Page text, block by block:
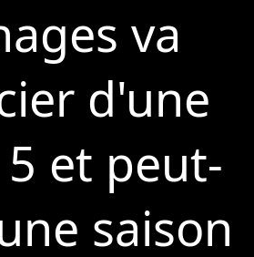
va
d'une
et peut-
saison